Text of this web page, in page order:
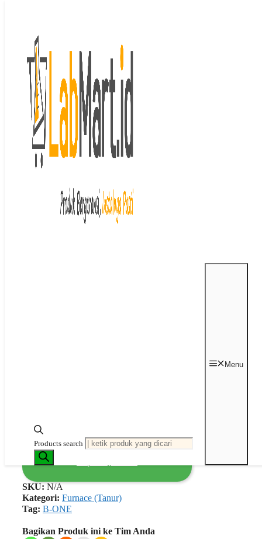
Products search
Menu
Beranda /Furnace (Tanur)
/ Ceramic
Muffle Furnace (FNC) Top Door dari
B-One
Last price updated on Desember 16, 2025
Ceramic Muffle
Furnace (FNC) Top
SKU: N/A
Kategori: Furnace (Tanur)
Tag: B-ONE
Bagikan Produk ini ke Tim Anda